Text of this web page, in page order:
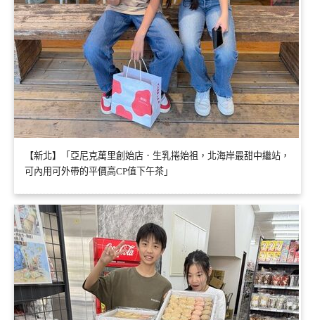
【新北】「亞尼克萬里創始店．生乳捲始祖，北海岸最甜中繼站，
可內用可外帶的平價高CP值下午茶」